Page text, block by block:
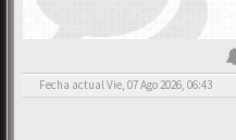
Fecha actual Vie, 07 Ago 2026, 06:43